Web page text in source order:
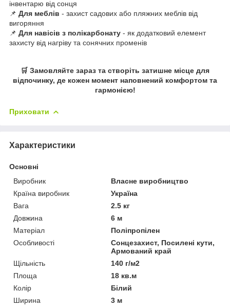
інвентарю від сонця
📌 Для меблів - захист садових або пляжних меблів від
вигоряння
📌 Для навісів з полікарбонату - як додатковий елемент
захисту від нагріву та сонячних променів
🛒 Замовляйте зараз та створіть затишне місце для
відпочинку, де кожен момент наповнений комфортом та
гармонією!
Приховати
Характеристики
Основні
Виробник
Власне виробництво
Країна виробник
Україна
Вага
2.5 кг
Довжина
6 м
Матеріал
Поліпропілен
Особливості
Сонцезахист, Посилені кути,
Армований край
Щільність
140 г/м2
Площа
18 кв.м
Колір
Білий
Ширина
3 м